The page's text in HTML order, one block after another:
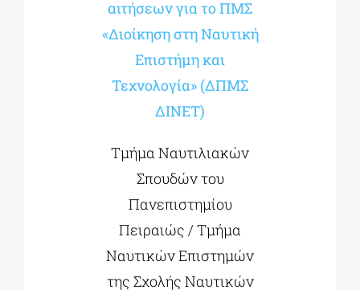
αιτήσεων για το ΠΜΣ
«Διοίκηση στη Ναυτική
Επιστήμη και
Τεχνολογία» (ΔΠΜΣ
ΔΙΝΕΤ)
Τμήμα Ναυτιλιακών
Σπουδών του
Πανεπιστημίου
Πειραιώς / Τμήμα
Ναυτικών Επιστημών
της Σχολής Ναυτικών